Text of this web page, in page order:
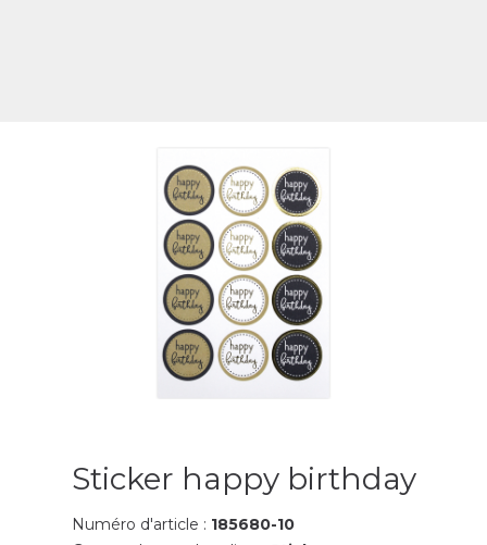
Sticker happy birthday
Numéro d'article : 185680-10